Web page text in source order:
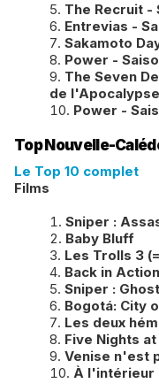
The Recruit -
Entrevias -
Sakamoto
Power -
​The Seven
de
Power -
Top Nouvelle-
Le Top 10 complet
Films
Sniper :
Baby Bluff
Les Trolls 3
Back in
Sniper :
Bogotá: City
Les deux
Five Nights
Venise n'est
À l'intérieur